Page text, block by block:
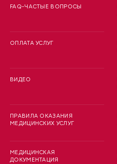
FAQ-ЧАСТЫЕ ВОПРОСЫ
ОПЛАТА УСЛУГ
ВИДЕО
ПРАВИЛА ОКАЗАНИЯ
МЕДИЦИНСКИХ УСЛУГ
МЕДИЦИНСКАЯ
ДОКУМЕНТАЦИЯ